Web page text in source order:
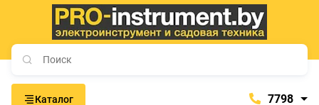
Каталог 7798